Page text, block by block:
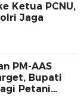
Ketua PCNU,
Jaga
PM-AAS
Bupati
Petani